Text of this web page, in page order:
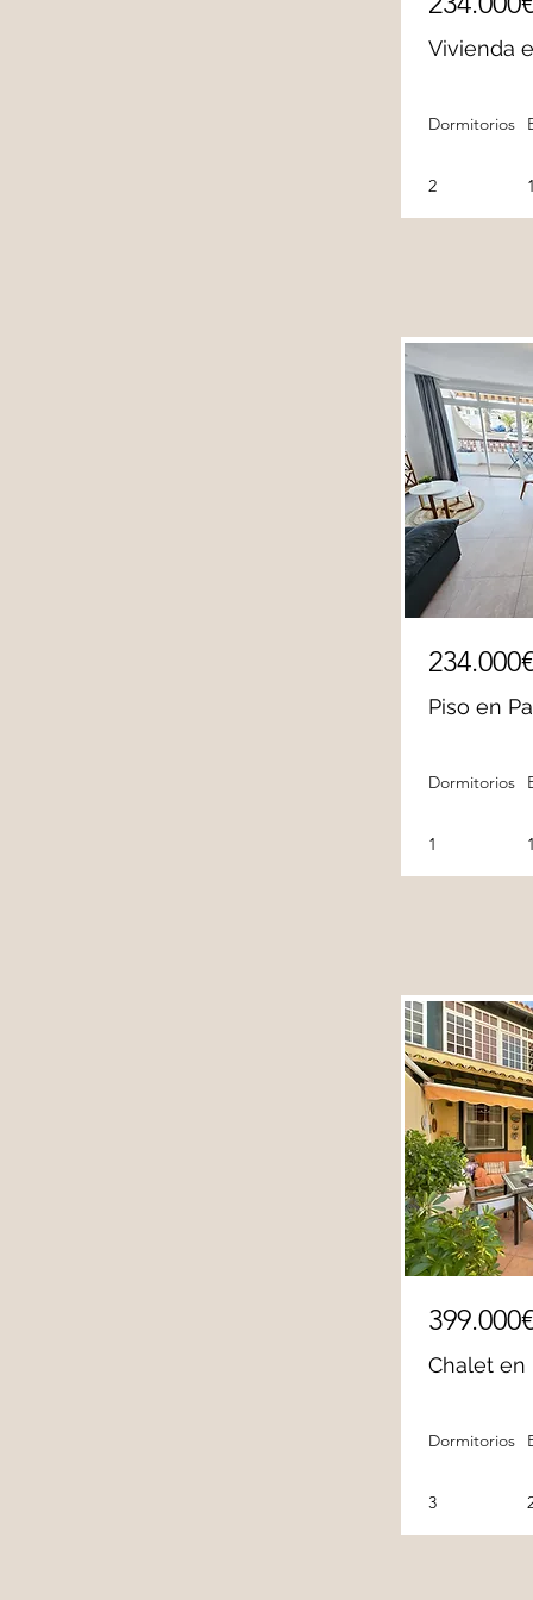
Vivienda
Dormitorios
2
234.000€
Piso en
Dormitorios
1
399.000€
Chalet en
Dormitorios
3